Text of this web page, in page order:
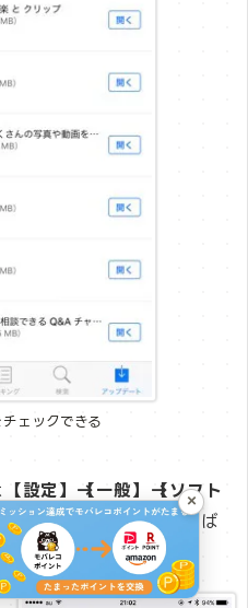
ェックできる
【設定】→【一般】→【ソフト
認できます。更新があれば
×